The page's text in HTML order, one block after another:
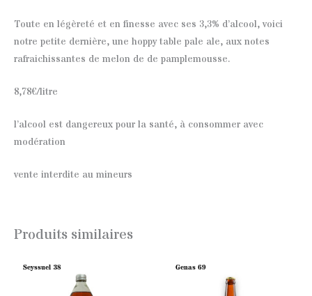
Toute en légèreté et en finesse avec ses 3,3% d’alcool, voici
notre petite dernière, une hoppy table pale ale, aux notes
rafraichissantes de melon de de pamplemousse.
8,78€/litre
l’alcool est dangereux pour la santé, à consommer avec
modération
vente interdite au mineurs
Produits similaires
Seyssuel 38 Genas 69